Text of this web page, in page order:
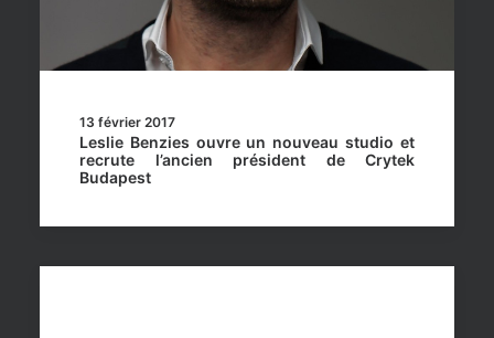
13 février 2017
Leslie Benzies ouvre un nouveau studio et
recrute l’ancien président de Crytek
Budapest